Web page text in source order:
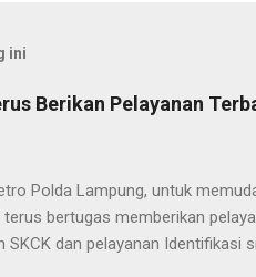
ini
Berikan Pelayanan
Polda Lampung, untuk
bertugas memberikan
SKCK dan pelayanan Identifikasi